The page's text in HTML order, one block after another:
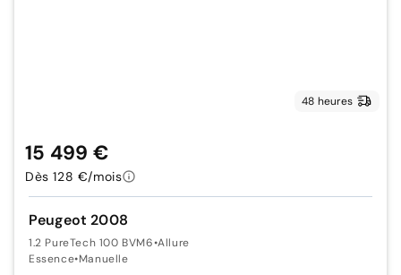
48 heures
Peugeot 2008
1.2 PureTech 100 BVM6•Allure
Essence•Manuelle
15 499 €
Dès 128 €/mois